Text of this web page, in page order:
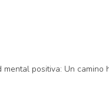
mental positiva: Un